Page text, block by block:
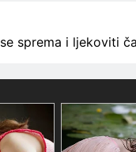
sprema i ljekoviti